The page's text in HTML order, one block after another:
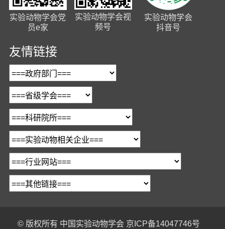
实验动物学会党
员e家
实验动物学会视
频号
实验动物学会
抖音号
友情链接
© 版权所有 中国实验动物学会 京ICP备14047746号